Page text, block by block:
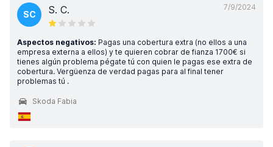
7/9/2024
SC S. C.
Aspectos negativos: Pagas una cobertura extra (no ellos a una
empresa externa a ellos) y te quieren cobrar de fianza 1700€ si
tienes algún problema pégate tú con quien le pagas ese extra de
cobertura. Vergüenza de verdad pagas para al final tener
problemas tú .
Skoda Fabia